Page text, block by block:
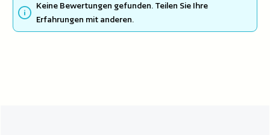
Keine Bewertungen gefunden. Teilen Sie Ihre
Erfahrungen mit anderen.